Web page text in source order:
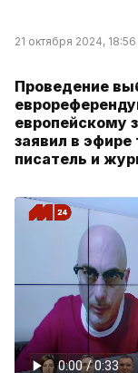
21 октября 2024, 18:56
Проведение
европейскому
заявил в
писатель и